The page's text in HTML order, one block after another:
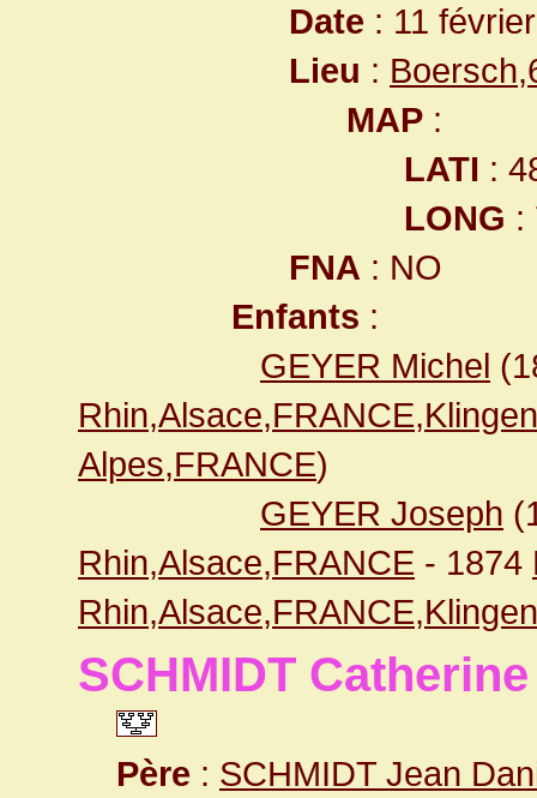
Date : 11
Lieu :
MAP :
LATI :
LONG :
FNA : NO
Enfants :
GEYER Michel
Alpes,FRANCE)
GEYER Joseph
Rhin,Alsace,FRANCE - 1874
SCHMIDT
Père : SCHMIDT Jean